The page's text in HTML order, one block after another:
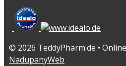
© 2026 TeddyPharm.de •
NadupanyWeb